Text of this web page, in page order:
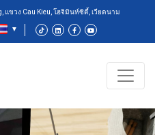
แขวง Cau Kieu, โฮจิมินห์ซิตี้, เวียดนาม